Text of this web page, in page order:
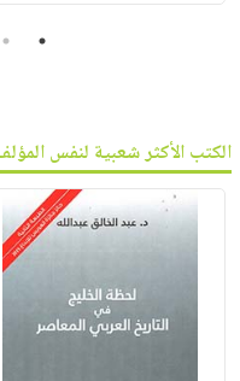
1
2
الكتب الأكثر شعبية لنفس